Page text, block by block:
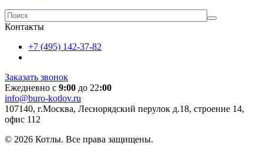
Контакты
+7 (495) 142-37-82
Заказать звонок
Ежедневно с 9:00 до 22:00
info@buro-kotlov.ru
107140, г.Москва, Леснорядский перулок д.18, строение 14,
офис 112
© 2026 Котлы. Все права защищены.